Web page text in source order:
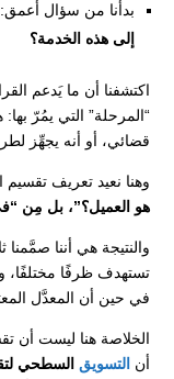
بدأنا من سؤال أعمق:
إلى هذه الخدمة؟
اكتشفنا أن ما يَدعم
“المرحلة” التي يمُرّ
قضائي، أو أنه يجهِّز
وهنا نعيد تعريف
هو العميل؟”، بل مِن
والنتيجة هي أننا
في حين أن المعدَّل
الخلاصة هنا ليست أن
أن التسويق السطحي